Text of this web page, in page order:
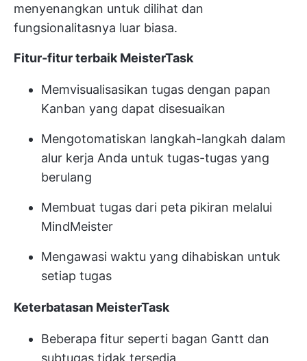
menyenangkan untuk dilihat dan
fungsionalitasnya luar biasa.
Fitur-fitur terbaik MeisterTask
Memvisualisasikan tugas dengan papan
Kanban yang dapat disesuaikan
Mengotomatiskan langkah-langkah dalam
alur kerja Anda untuk tugas-tugas yang
berulang
Membuat tugas dari peta pikiran melalui
MindMeister
Mengawasi waktu yang dihabiskan untuk
setiap tugas
Keterbatasan MeisterTask
Beberapa fitur seperti bagan Gantt dan
subtugas tidak tersedia